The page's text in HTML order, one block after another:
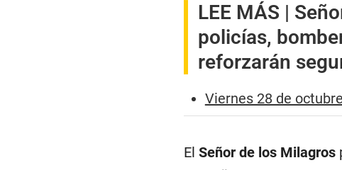
LEE MÁS |
policías,
reforzarán
Viernes 28 de octubre
El Señor de los Milagros